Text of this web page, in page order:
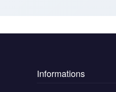
Informations